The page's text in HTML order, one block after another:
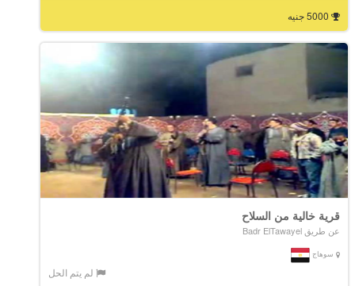
5000 جنيه
قرية خالية من السلاح
عن طريق Badr ElTawayel
سوهاج
لم يتم الحل